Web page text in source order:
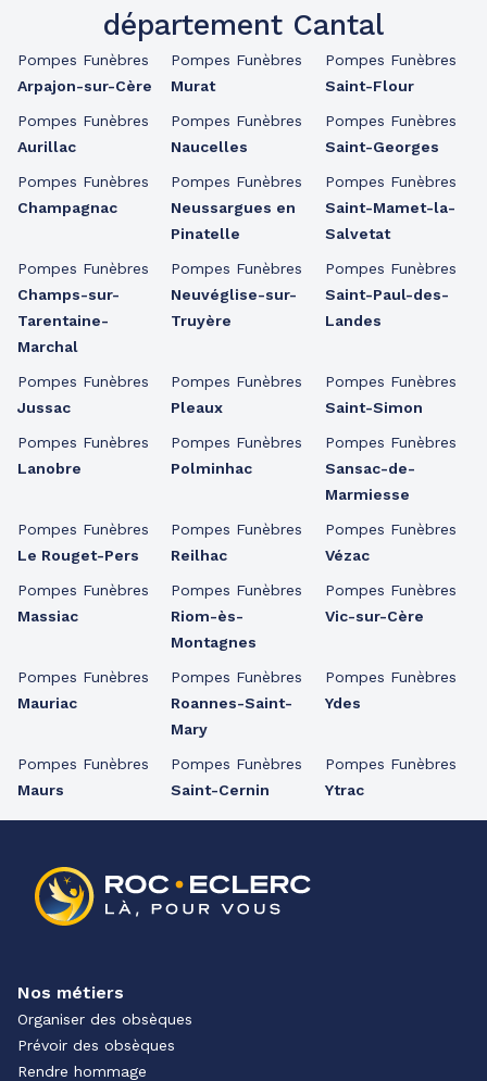
département Cantal
Pompes Funèbres
Arpajon-sur-Cère
Pompes Funèbres
Aurillac
Pompes Funèbres
Champagnac
Pompes Funèbres
Champs-sur-
Tarentaine-
Marchal
Pompes Funèbres
Jussac
Pompes Funèbres
Lanobre
Pompes Funèbres
Le Rouget-Pers
Pompes Funèbres
Massiac
Pompes Funèbres
Mauriac
Pompes Funèbres
Maurs
Pompes Funèbres
Murat
Pompes Funèbres
Naucelles
Pompes Funèbres
Neussargues en
Pinatelle
Pompes Funèbres
Neuvéglise-sur-
Truyère
Pompes Funèbres
Pleaux
Pompes Funèbres
Polminhac
Pompes Funèbres
Reilhac
Pompes Funèbres
Riom-ès-
Montagnes
Pompes Funèbres
Roannes-Saint-
Mary
Pompes Funèbres
Saint-Cernin
Pompes Funèbres
Saint-Flour
Pompes Funèbres
Saint-Georges
Pompes Funèbres
Saint-Mamet-la-
Salvetat
Pompes Funèbres
Saint-Paul-des-
Landes
Pompes Funèbres
Saint-Simon
Pompes Funèbres
Sansac-de-
Marmiesse
Pompes Funèbres
Vézac
Pompes Funèbres
Vic-sur-Cère
Pompes Funèbres
Ydes
Pompes Funèbres
Ytrac
Nos métiers
Organiser des obsèques
Prévoir des obsèques
Rendre hommage